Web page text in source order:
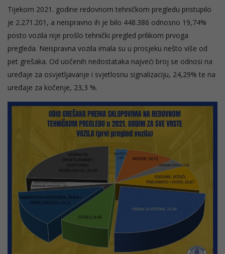
Tijekom 2021. godine redovnom tehničkom pregledu pristupilo
je 2.271.201, a neispravno ih je bilo 448.386 odnosno 19,74%
posto vozila nije prošlo tehnički pregled prilikom prvoga
pregleda. Neispravna vozila imala su u prosjeku nešto više od
pet grešaka. Od uočenih nedostataka najveći broj se odnosi na
uređaje za osvjetljavanje i svjetlosnu signalizaciju, 24,29% te na
uređaje za kočenje, 23,3 %.